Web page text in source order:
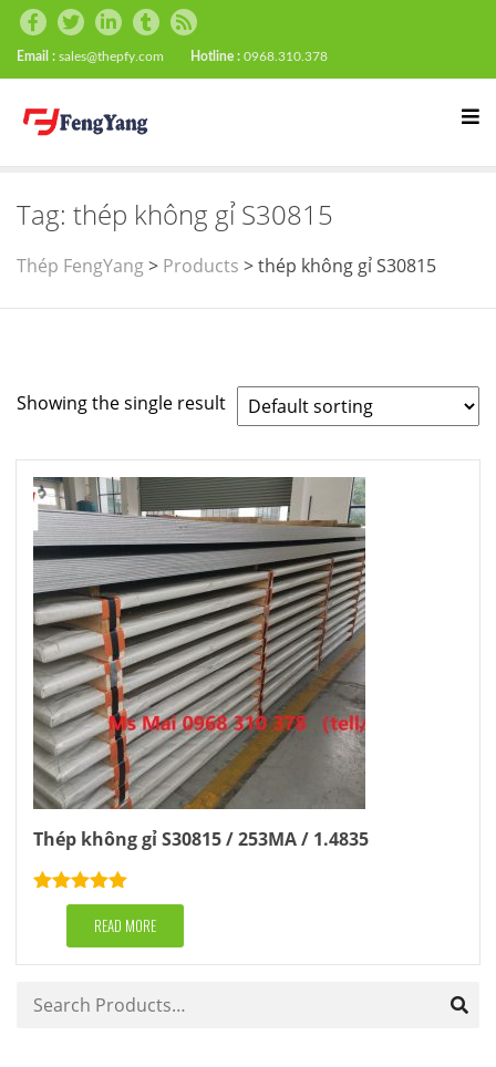
Email : sales@thepfy.com Hotline : 0968.310.378
Tag: thép không gỉ S30815
Thép FengYang> Products >thép không gỉ S30815
Showing the single result
Thép không gỉ S30815 / 253MA / 1.4835
Rated5.00
out of 5READ MORE